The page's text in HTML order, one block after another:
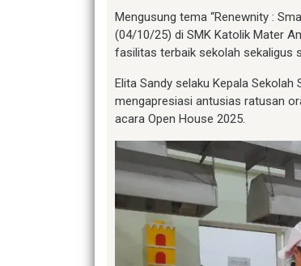
Mengusung tema “Renewnity :
(04/10/25) di SMK Katolik Mater
fasilitas terbaik sekolah sekaligus
Elita Sandy selaku Kepala
mengapresiasi antusias ratusan
acara Open House 2025.